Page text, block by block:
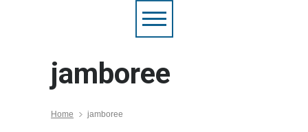
jamboree
Home jamboree